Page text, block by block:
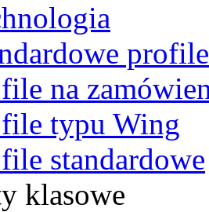
na
typu Wing
standardowe
klasowe